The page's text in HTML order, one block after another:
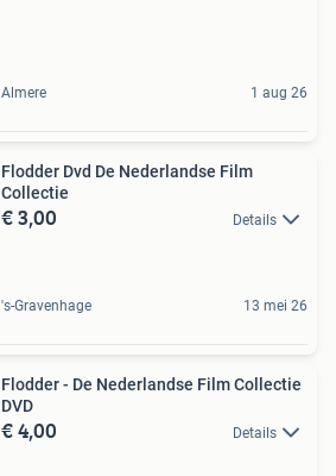
Almere 1 aug 26
Flodder Dvd De Nederlandse Film
Collectie
€ 3,00 Details
's-Gravenhage 13 mei 26
Flodder - De Nederlandse Film Collectie
DVD
€ 4,00 Details